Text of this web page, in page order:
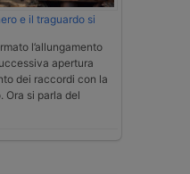
e il traguardo si
l’allungamento
apertura
dei raccordi con la
Ora si parla del